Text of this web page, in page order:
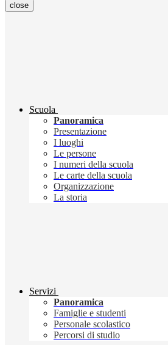
close
Scuola
Panoramica
Presentazione
I luoghi
Le persone
I numeri della scuola
Le carte della scuola
Organizzazione
La storia
Servizi
Panoramica
Famiglie e studenti
Personale scolastico
Percorsi di studio